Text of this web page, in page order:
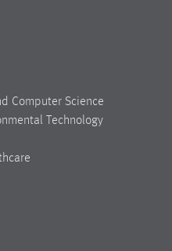
Computer Science
Technology